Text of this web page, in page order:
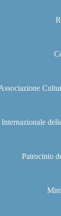
Patrocinio